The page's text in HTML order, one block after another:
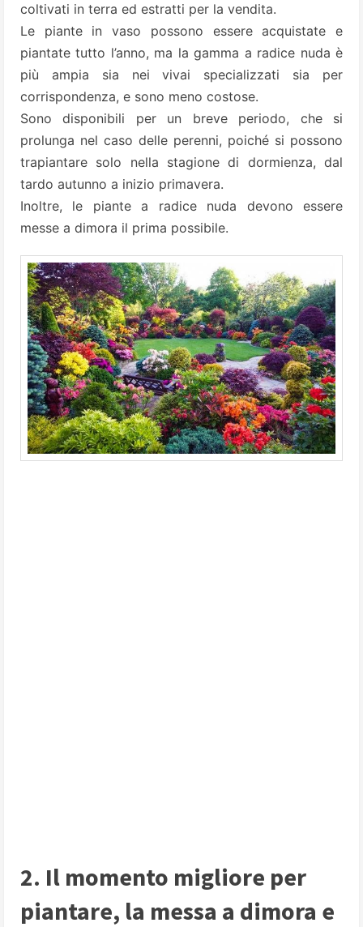
coltivati in terra ed estratti per la vendita.
Le piante in vaso possono essere acquistate e
piantate tutto l’anno, ma la gamma a radice nuda è
più ampia sia nei vivai specializzati sia per
corrispondenza, e sono meno costose.
Sono disponibili per un breve periodo, che si
prolunga nel caso delle perenni, poiché si possono
trapiantare solo nella stagione di dormienza, dal
tardo autunno a inizio primavera.
Inoltre, le piante a radice nuda devono essere
messe a dimora il prima possibile.
2. Il momento migliore per
piantare, la messa a dimora e